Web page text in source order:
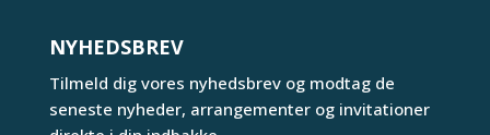
NYHEDSBREV
Tilmeld dig vores nyhedsbrev og modtag de
seneste nyheder, arrangementer og invitationer